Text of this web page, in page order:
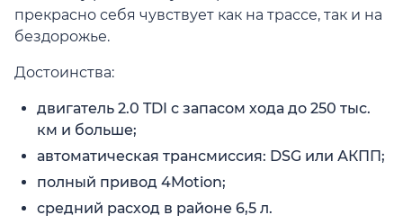
прекрасно себя чувствует как на трассе, так и на
бездорожье.
Достоинства:
двигатель 2.0 TDI с запасом хода до 250 тыс.
км и больше;
автоматическая трансмиссия: DSG или АКПП;
полный привод 4Motion;
средний расход в районе 6,5 л.